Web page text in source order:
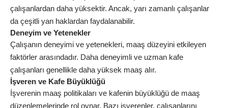
çalışanlardan daha yüksektir. Ancak, yarı zamanlı çalışanlar
da çeşitli yan haklardan faydalanabilir.
Deneyim ve Yetenekler
Çalışanın deneyimi ve yetenekleri, maaş düzeyini etkileyen
faktörler arasındadır. Daha deneyimli ve uzman kafe
çalışanları genellikle daha yüksek maaş alır.
İşveren ve Kafe Büyüklüğü
İşverenin maaş politikaları ve kafenin büyüklüğü de maaş
düzenlemelerinde rol oynar. Bazı işverenler, çalışanlarını